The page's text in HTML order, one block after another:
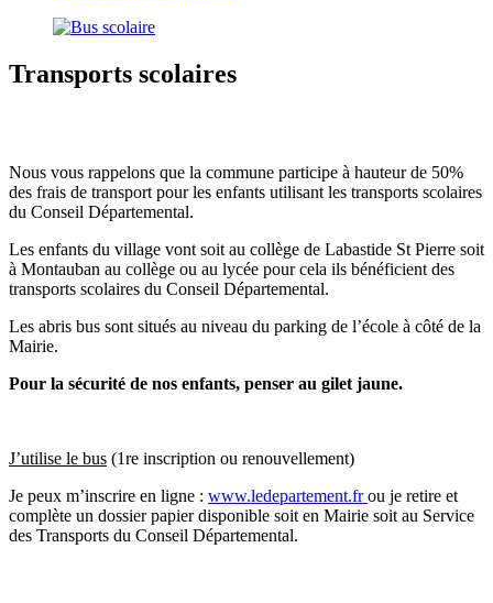
Transports scolaires
Nous vous rappelons que la commune participe à hauteur de 50%
des frais de transport pour les enfants utilisant les transports scolaires
du Conseil Départemental.
Les enfants du village vont soit au collège de Labastide St Pierre soit
à Montauban au collège ou au lycée pour cela ils bénéficient des
transports scolaires du Conseil Départemental.
Les abris bus sont situés au niveau du parking de l’école à côté de la
Mairie.
Pour la sécurité de nos enfants, penser au gilet jaune.
J’utilise le bus (1re inscription ou renouvellement)
Je peux m’inscrire en ligne : www.ledepartement.frou je retire et
complète un dossier papier disponible soit en Mairie soit au Service
des Transports du Conseil Départemental.